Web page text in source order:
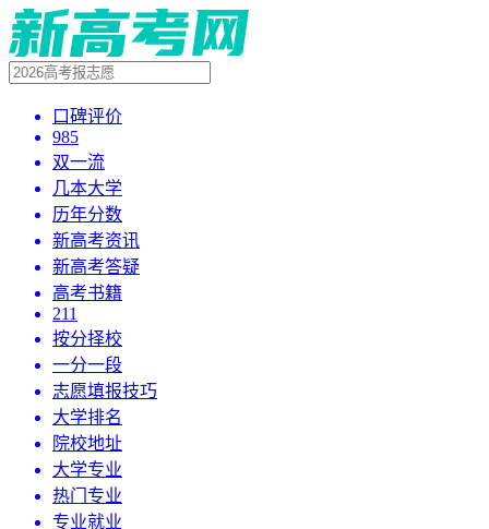
口碑评价
985
双一流
几本大学
历年分数
新高考资讯
新高考答疑
高考书籍
211
按分择校
一分一段
志愿填报技巧
大学排名
院校地址
大学专业
热门专业
专业就业